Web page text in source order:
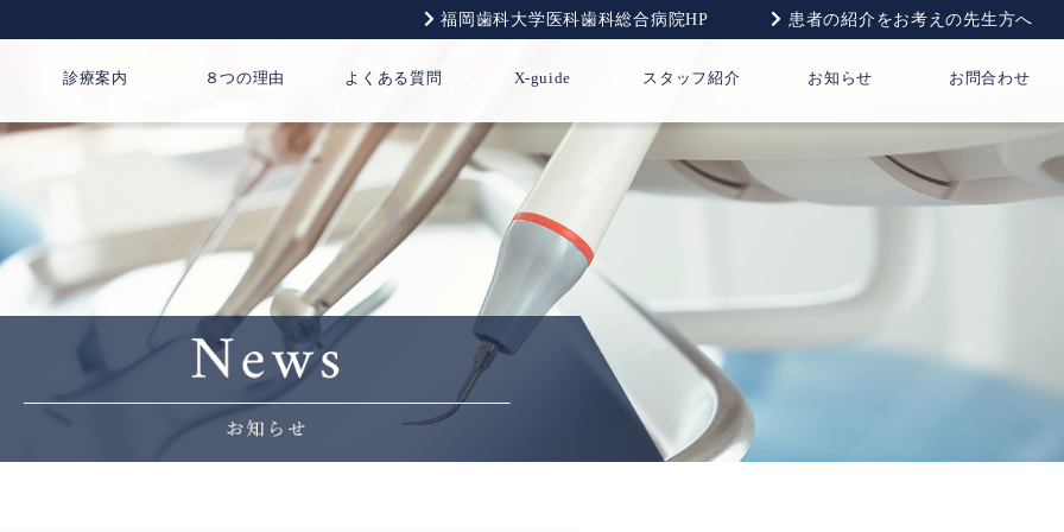
福岡歯科大学医科歯科総合病院HP 患者の紹介をお考えの先生方へ
診療案内 ８つの理由 よくある質問 X-guide スタッフ紹介 お知らせ お問合わせ